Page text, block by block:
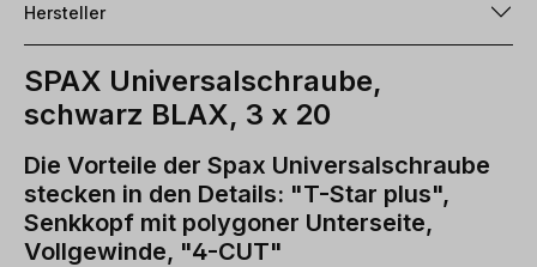
Hersteller
SPAX Universalschraube,
schwarz BLAX, 3 x 20
Die Vorteile der Spax Universalschraube
stecken in den Details: "T-Star plus",
Senkkopf mit polygoner Unterseite,
Vollgewinde, "4-CUT"